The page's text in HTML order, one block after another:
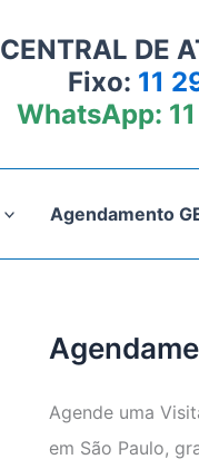
CENTRAL DE
Fixo: 11
WhatsApp:
Agendamento
Agende uma
em São Paulo,